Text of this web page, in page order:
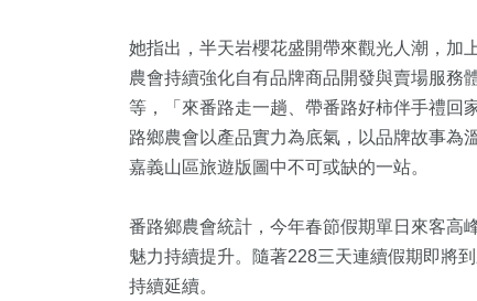
她指出，半天岩櫻花盛開帶來觀光人潮，加
農會持續強化自有品牌商品開發與賣場服務
等，「來番路走一趟、帶番路好柿伴手禮回
路鄉農會以產品實力為底氣，以品牌故事為
嘉義山區旅遊版圖中不可或缺的一站。
番路鄉農會統計，今年春節假期單日來客高
魅力持續提升。隨著228三天連續假期即將
持續延續。